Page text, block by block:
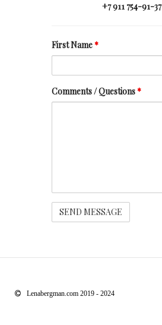
+7 911 754-91-37
First Name*
Comments / Questions*
Lenabergman.com 2019 - 2024